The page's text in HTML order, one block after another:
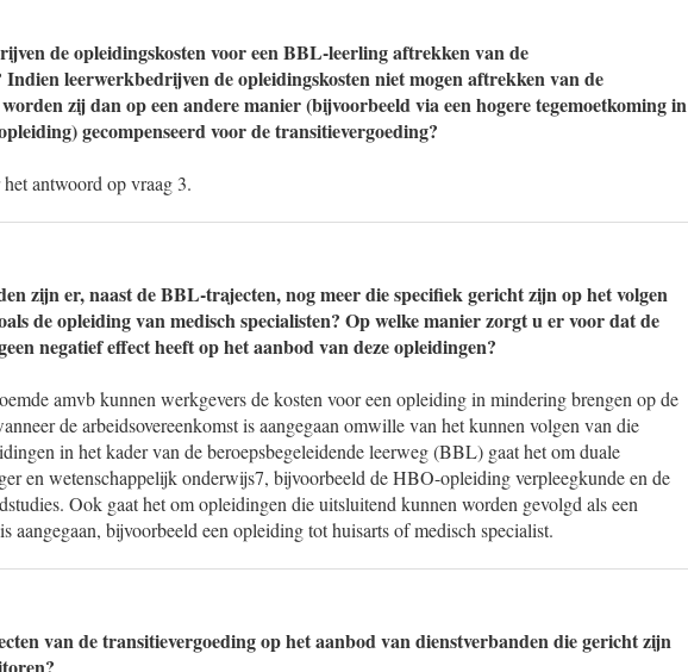
de opleidingskosten voor een BBL-leerling aftrekken van de
leerwerkbedrijven de opleidingskosten niet mogen aftrekken van de
zij dan op een andere manier (bijvoorbeeld via een hogere tegemoetkoming in
gecompenseerd voor de transitievergoeding?
antwoord op vraag 3.
zijn er, naast de BBL-trajecten, nog meer die specifiek gericht zijn op het volgen
de opleiding van medisch specialisten? Op welke manier zorgt u er voor dat de
negatief effect heeft op het aanbod van deze opleidingen?
amvb kunnen werkgevers de kosten voor een opleiding in mindering brengen op de
de arbeidsovereenkomst is aangegaan omwille van het kunnen volgen van die
in het kader van de beroepsbegeleidende leerweg (BBL) gaat het om duale
en wetenschappelijk onderwijs7, bijvoorbeeld de HBO-opleiding verpleegkunde en de
Ook gaat het om opleidingen die uitsluitend kunnen worden gevolgd als een
aangegaan, bijvoorbeeld een opleiding tot huisarts of medisch specialist.
van de transitievergoeding op het aanbod van dienstverbanden die gericht zijn